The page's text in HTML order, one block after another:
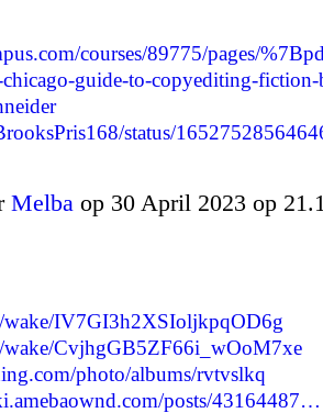
courses/89775/pages/
guide-to-copyediting-
status/
Melba op 30 April 2023 op
wake/IV7GI3h2XSIoljkpqOD6g
wake/CvjhgGB5ZF66i_wOoM7xe
photo/albums/rvtvslkq
posts/43164487…